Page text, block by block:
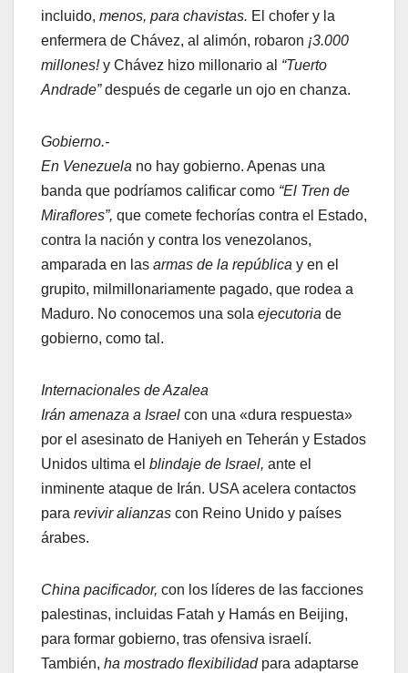
incluido, menos, para chavistas. El chofer y la
enfermera de Chávez, al alimón, robaron ¡3.000
millones!y Chávez hizo millonario al “Tuerto
Andrade”después de cegarle un ojo en chanza.
Gobierno.-
En Venezuela no hay gobierno. Apenas una
banda que podríamos calificar como “El Tren de
Miraflores”, que comete fechorías contra el Estado,
contra la nación y contra los venezolanos,
amparada en las armas de la república y en el
grupito, milmillonariamente pagado, que rodea a
Maduro. No conocemos una sola ejecutoria de
gobierno, como tal.
Internacionales de Azalea
Irán amenaza a Israel con una «dura respuesta»
por el asesinato de Haniyeh en Teherán y Estados
Unidos ultima el blindaje de Israel, ante el
inminente ataque de Irán. USA acelera contactos
para revivir alianzas con Reino Unido y países
árabes.
China pacificador, con los líderes de las facciones
palestinas, incluidas Fatah y Hamás en Beijing,
para formar gobierno, tras ofensiva israelí.
También, ha mostrado flexibilidadpara adaptarse